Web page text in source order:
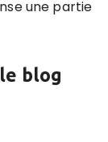
une partie
blog